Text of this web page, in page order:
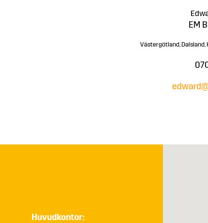
EM
Västergötland, Dalsland,
Huvudkontor: